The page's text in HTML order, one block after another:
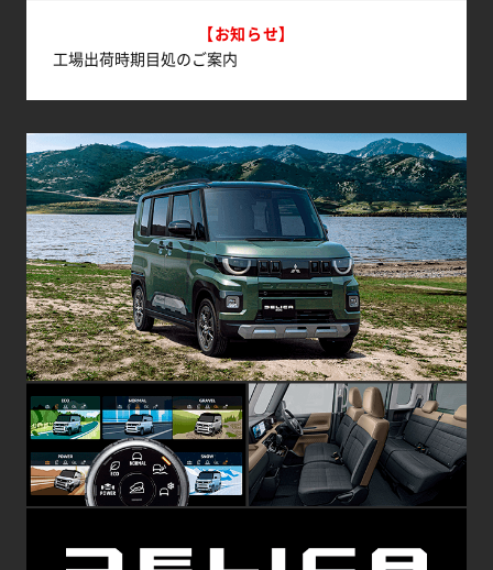
【お知らせ】
工場出荷時期目処のご案内